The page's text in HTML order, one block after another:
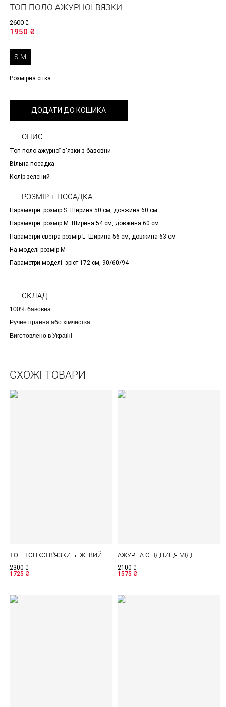
ТОП ПОЛО АЖУРНОЇ ВЯЗКИ
2600₴
1950 ₴
S-M
Розмірна сітка
ДОДАТИ ДО КОШИКА
ОПИС
Топ поло ажурної в'язки з бавовни
Вільна посадка
Колір зелений
РОЗМІР + ПОСАДКА
Параметри pозмір S: Ширина 50 см, довжина 60 см
Параметри pозмір М: Ширина 54 см, довжина 60 см
Параметри светра pозмір L: Ширина 56 см, довжина 63 см
На моделі розмір М
Параметри моделі: зріст 172 см, 90/60/94
СКЛАД
100% бавовна
Ручне прання або хімчистка
Виготовлено в Україні
СХОЖІ ТОВАРИ
ТОП ТОНКОЇ В'ЯЗКИ БЕЖЕВИЙ
2300₴
1725 ₴
АЖУРНА СПІДНИЦЯ МІДІ
2100₴
1575 ₴